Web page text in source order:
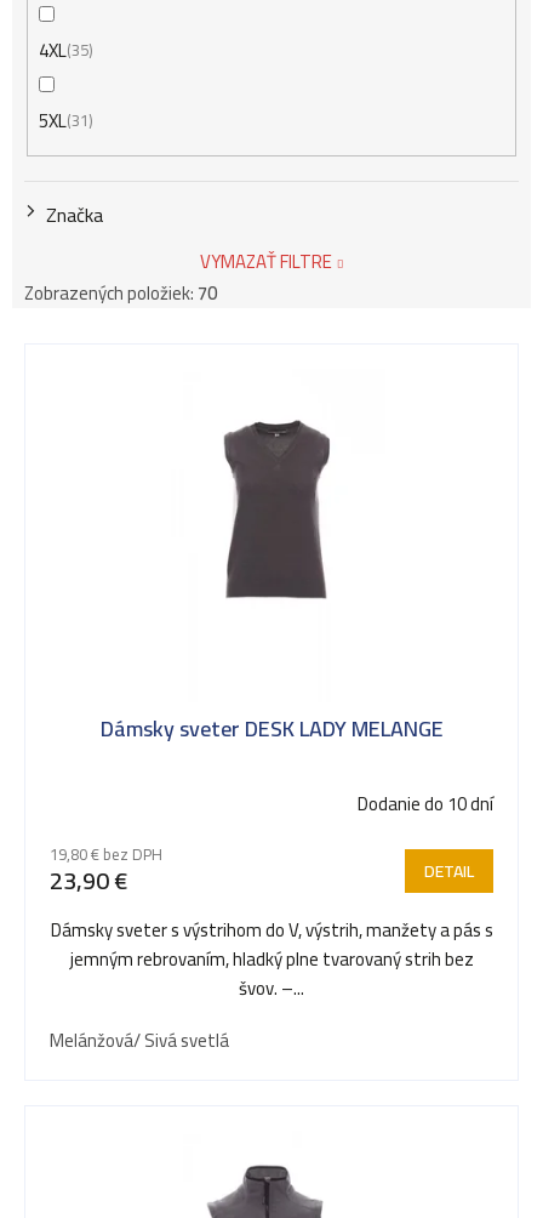
4XL35
5XL31
Značka
VYMAZAŤ FILTRE
Zobrazených položiek:70
Dámsky sveter DESK LADY MELANGE
Dodanie do 10 dní
19,80 € bez DPH
23,90 € DETAIL
Dámsky sveter s výstrihom do V, výstrih, manžety a pás s
jemným rebrovaním, hladký plne tvarovaný strih bez
švov. –...
Melánžová/ Sivá svetlá